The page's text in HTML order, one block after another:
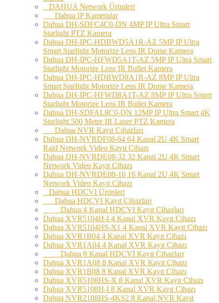
DAHUA Network Ürünleri
Dahua IP Kameralar
Dahua DH-SDFC4C0-DN 4MP IP Ultra Smart
Starlight PTZ Kamera
Dahua DH-IPC-HDBWD5A1R-AZ 5MP IP Ultra
Smart Starlight Motorize Lens IR Dome Kamera
Dahua DH-IPC-HFWD5A1T-AZ 5MP IP Ultra Smart
Starlight Motorize Lens IR Bullet Kamera
Dahua DH-IPC-HDBWD8A1R-AZ 8MP IP Ultra
Smart Starlight Motorize Lens IR Dome Kamera
Dahua DH-IPC-HFWD8A1T-AZ 8MP IP Ultra Smart
Starlight Motorize Lens IR Bullet Kamera
Dahua DH-SDFAL8C0-DN 12MP IP Ultra Smart 4K
Starlight 500 Metre IR Lazer PTZ Kamera
Dahua NVR Kayıt Cıhazları
Dahua DH-NVRDF08-64 64 Kanal 2U 4K Smart
Raid Network Video Kayıt Cihazı
Dahua DH-NVRDE08-32 32 Kanal 2U 4K Smart
Network Video Kayıt Cihazı
Dahua DH-NVRDE08-16 16 Kanal 2U 4K Smart
Network Video Kayıt Cihazı
Dahua HDCVI Ürünleri
Dahua HDCVI Kayıt Cihazları
Dahua 4 Kanal HDCVI Kayıt Cihazları
Dahua XVR5104H-I 4 Kanal XVR Kayıt Cihazı
Dahua XVR5104HS-X1 4 Kanal XVR Kayıt Cihazı
Dahua XVR1B04 4 Kanal XVR Kayıt Cihazı
Dahua XVR1A04 4 Kanal XVR Kayıt Cihazı
Dahua 8 Kanal HDCVI Kayıt Cihazları
Dahua XVR1A08 8 Kanal XVR Kayıt Cihazı
Dahua XVR1B08 8 Kanal XVR Kayıt Cihazı
Dahua XVR5108HS-X 8 Kanal XVR Kayıt Cihazı
Dahua XVR5108H-I 8 Kanal XVR Kayıt Cihazı
Dahua NVR2108HS-4KS2 8 Kanal NVR Kayıt